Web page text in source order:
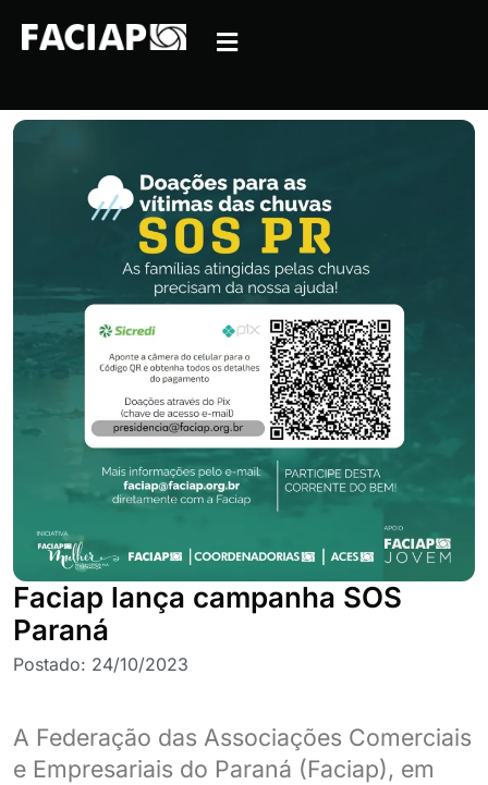
Faciap lança campanha SOS
Paraná
Postado: 24/10/2023
A Federação das Associações Comerciais
e Empresariais do Paraná (Faciap), em